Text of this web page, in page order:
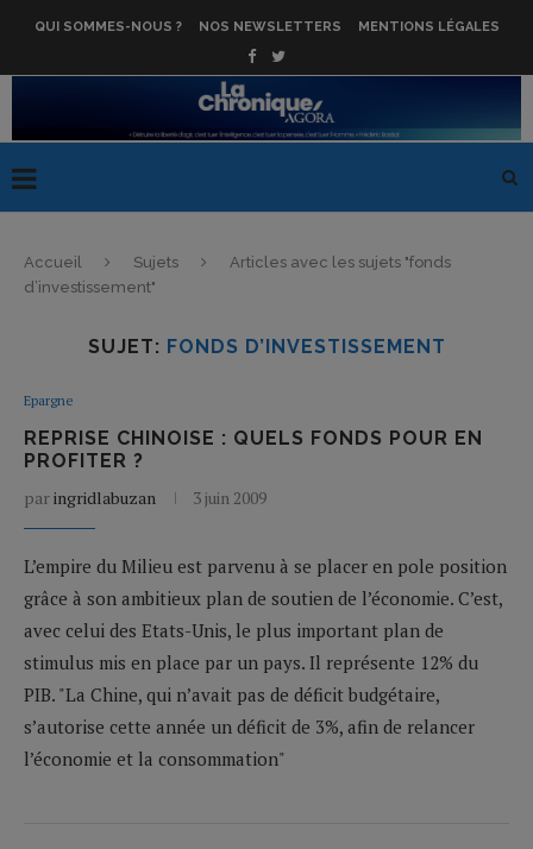
QUI SOMMES-NOUS ? NOS NEWSLETTERS MENTIONS LÉGALES
Accueil Sujets
Articles avec les sujets "fonds
d’investissement"
SUJET: FONDS D’INVESTISSEMENT
Epargne
REPRISE CHINOISE : QUELS FONDS POUR EN
PROFITER ?
paringridlabuzan 3 juin 2009
L’empire du Milieu est parvenu à se placer en pole position
grâce à son ambitieux plan de soutien de l’économie. C’est,
avec celui des Etats-Unis, le plus important plan de
stimulus mis en place par un pays. Il représente 12% du
PIB. "La Chine, qui n’avait pas de déficit budgétaire,
s’autorise cette année un déficit de 3%, afin de relancer
l’économie et la consommation"